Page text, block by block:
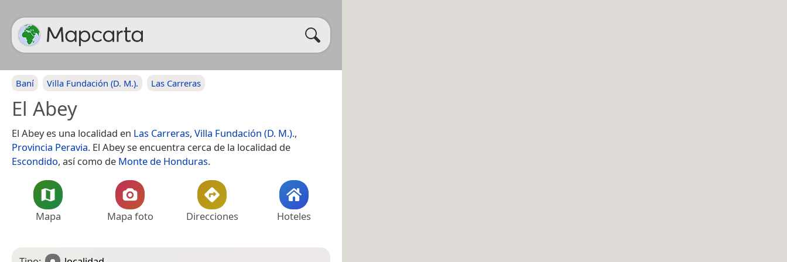
Baní Villa Fundación (D. M.). Las Carreras
El Abey
El Abey es una localidad en Las Carreras, Villa Fundación (D. M.).,
Provincia Peravia. El Abey se encuentra cerca de la localidad de
Escondido, así como de Monte de Honduras.
Mapa Mapa foto Direcciones Hoteles